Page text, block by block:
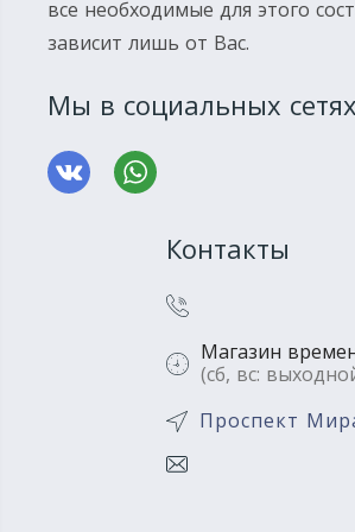
все необходимые для этого
зависит лишь от Вас.
Мы в социальных сетях
Контакты
Магазин
(сб, вс:
Проспект